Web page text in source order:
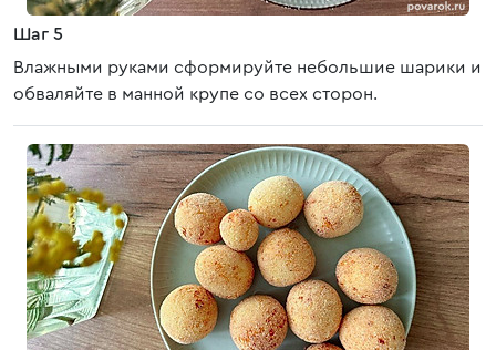
Шаг 5
Влажными руками сформируйте небольшие шарики и
обваляйте в манной крупе со всех сторон.